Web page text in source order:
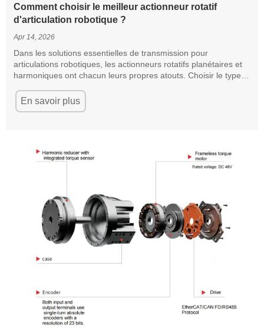
Comment choisir le meilleur actionneur rotatif
d'articulation robotique ?
Apr 14, 2026
Dans les solutions essentielles de transmission pour
articulations robotiques, les actionneurs rotatifs planétaires et
harmoniques ont chacun leurs propres atouts. Choisir le type
indispensable pour atteindre l'équilibre optimal entre
performances et coût.
En savoir plus